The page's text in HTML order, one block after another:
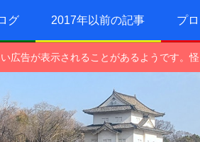
グ 2017年以前の記事 プ
告が表示されることがあるようです。